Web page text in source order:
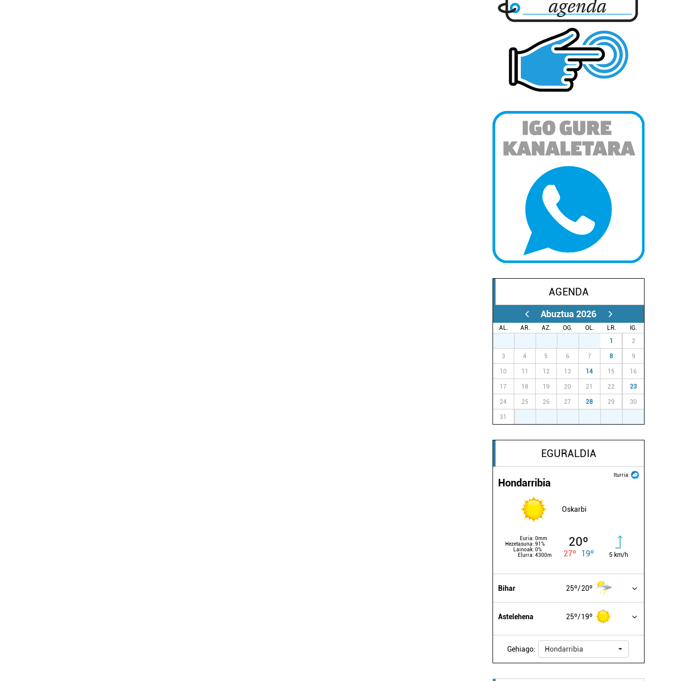
AGENDA
Abuztua 2026
AL. AR. AZ. OG. OL. LR.
IG.
1 2
3 4 5 6 7 8 9
10 11 12 13 14 15 16
17 18 19 20 21 22 23
24 25 26 27 28 29 30
31
EGURALDIA
Iturria:
Hondarribia
Oskarbi
Euria: 0mm
Hezetasuna: 91%
Lainoak: 0%
Elurra: 4300m
20º
27º 19º 5 km/h
Bihar 25º 20º
Astelehena 25º 19º
Gehiago: Hondarribia